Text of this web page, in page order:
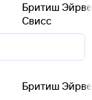
Бритиш
Свисс
Бритиш